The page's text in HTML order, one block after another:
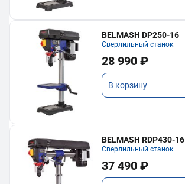
BELMASH DP250-16
Сверлильный станок
28 990 ₽
В корзину
BELMASH RDP430-16
Сверлильный станок
37 490 ₽